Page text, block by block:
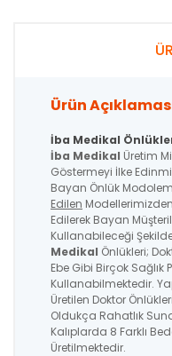
Ürün
İba Medikal
İba Medikal Üretim
Göstermeyi İlke
Bayan Önlük
Edilen
Edilerek Bayan
Kullanabileceği
Medikal Önlükleri;
Ebe Gibi Birçok Sağlık
Kullanabilmektedir.
Üretilen Doktor
Oldukça Rahatlık
Kalıplarda 8 Farklı
Üretilmektedir.